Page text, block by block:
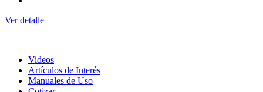
Ver detalle
Videos
Artículos de Interés
Manuales de Uso